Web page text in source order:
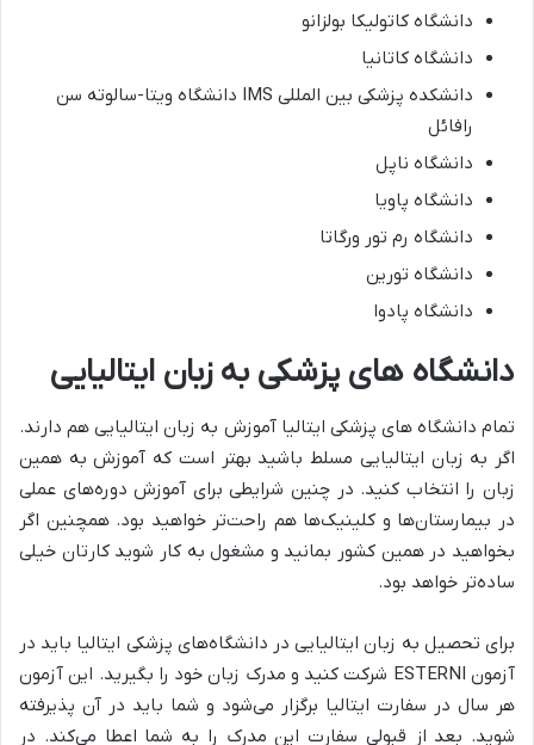
دانشگاه کاتولیکا بولزانو
دانشگاه کاتانیا
دانشکده پزشکی بین المللی IMS دانشگاه ویتا-سالوته سن
رافائل
دانشگاه ناپل
دانشگاه پاویا
دانشگاه رم تور ورگاتا
دانشگاه تورین
دانشگاه پادوا
دانشگاه های پزشکی به زبان ایتالیایی
تمام دانشگاه‌ های پزشکی ایتالیا آموزش به زبان ایتالیایی هم دارند.
اگر به زبان ایتالیایی مسلط باشید بهتر است که آموزش به همین
زبان را انتخاب کنید. در چنین شرایطی برای آموزش دوره‌های عملی
در بیمارستان‌ها و کلینیک‌ها هم راحت‌تر خواهید بود. همچنین اگر
بخواهید در همین کشور بمانید و مشغول به کار شوید کارتان خیلی
ساده‌تر خواهد بود.
برای تحصیل به زبان ایتالیایی در دانشگاه‌های پزشکی ایتالیا باید در
آزمون ESTERNI شرکت کنید و مدرک زبان خود را بگیرید. این آزمون
هر سال در سفارت ایتالیا برگزار می‌شود و شما باید در آن پذیرفته
شوید. بعد از قبولی سفارت این مدرک را به شما اعطا می‌کند. در